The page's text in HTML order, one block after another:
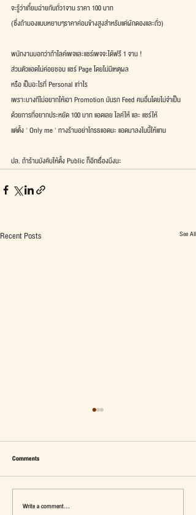
จะรู้ว่าเกี๋ยมฉ่ายกับถั่ว1จาน ราคา 100 บาท
(ซึ่งถ้ามองแบบหยาบๆราคาค่อนข้างสูงสำหรับแค่ผักดองและถั่ว)
พนักงานบอกว่าถ้าไลค์เพจและแชร์เพจจะได้ฟรี 1 จาน !
ส่วนตัวแอดไม่ค่อยชอบ แชร์ Page โดยไม่มีเหตุผล
หรือ เป็นอะไรที่ Personal เท่าไร
เพราะบางทีไม่อยากให้เอา Promotion มันรก Feed คนอื่นโดยไม่จำเป็น
ด้วยการที่อยากประหยัด 100 บาท แอดเลย ไลค์ให้ และ แชร์ให้
แต่ตั้ง ' Only me ' ทางร้านอย่าโกรธแอดนะ แอดมาลงในนี้ให้แทน
ปล. ถ้าร้านบังคับให้ตั้ง Public ก็อีกเรื่องนึงนะ
Recent Posts See All
เมื่อ Self-concept ถูกเติมเต็ม Fashion อาจ
Comments
Write a comment...